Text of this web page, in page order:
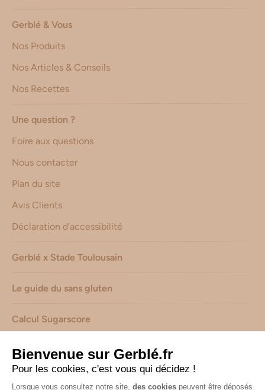
Gerblé & Vous
Nos Produits
Nos Articles & Conseils
Nos Recettes
Une question ?
Foire aux questions
Nous contacter
Plan du site
Avis Clients
Déclaration d’accessibilité
Gerblé x Stade Toulousain
Le guide du sans gluten
Calcul Sugarscore
Suivez-nous sur les réseaux !